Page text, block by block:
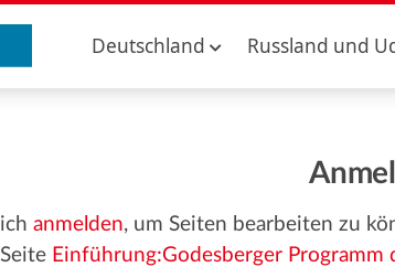
Deutschland Russland und
anmelden, um Seiten bearbeiten zu
Einführung:Godesberger Programm